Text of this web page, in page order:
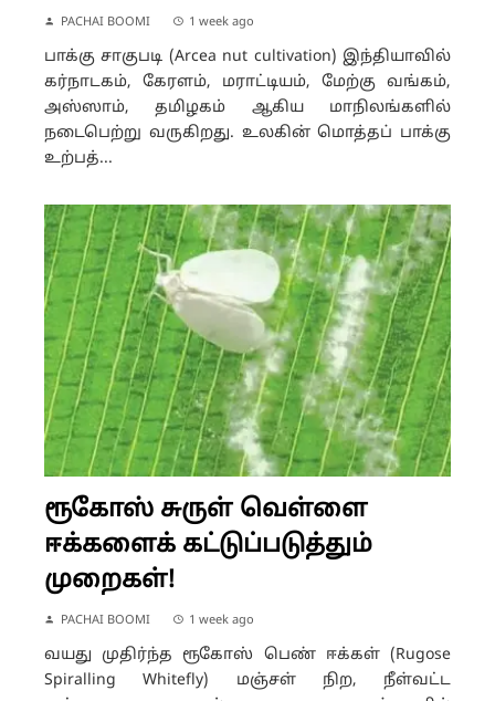
PACHAI BOOMI 1 week ago
பாக்கு சாகுபடி (Arcea nut cultivation) இந்தியாவில்
கர்நாடகம், கேரளம், மராட்டியம், மேற்கு வங்கம்,
அஸ்ஸாம், தமிழகம் ஆகிய மாநிலங்களில்
நடைபெற்று வருகிறது. உலகின் மொத்தப் பாக்கு
உற்பத்...
ரூகோஸ் சுருள் வெள்ளை
ஈக்களைக் கட்டுப்படுத்தும்
முறைகள்!
PACHAI BOOMI 1 week ago
வயது முதிர்ந்த ரூகோஸ் பெண் ஈக்கள் (Rugose
Spiralling Whitefly) மஞ்சள் நிற, நீள்வட்ட